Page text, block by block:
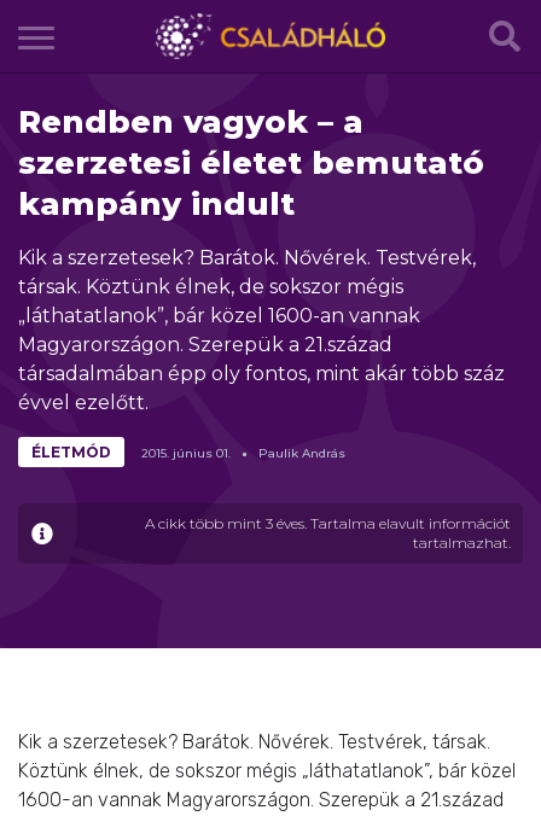
Rendben vagyok – a
szerzetesi életet bemutató
kampány indult
Kik a szerzetesek? Barátok. Nővérek. Testvérek,
társak. Köztünk élnek, de sokszor mégis
„láthatatlanok”, bár közel 1600-an vannak
Magyarországon. Szerepük a 21.század
társadalmában épp oly fontos, mint akár több száz
évvel ezelőtt.
A cikk több mint 3 éves. Tartalma elavult információt
tartalmazhat.
ÉLETMÓD 2015. június 01. Paulik András
Kik a szerzetesek? Barátok. Nővérek. Testvérek, társak.
Köztünk élnek, de sokszor mégis „láthatatlanok”, bár közel
1600-an vannak Magyarországon. Szerepük a 21.század